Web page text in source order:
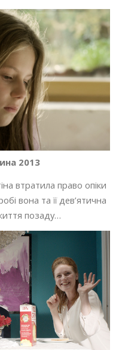
2013
втратила право опіки
вона та її дев’ятична
позаду…